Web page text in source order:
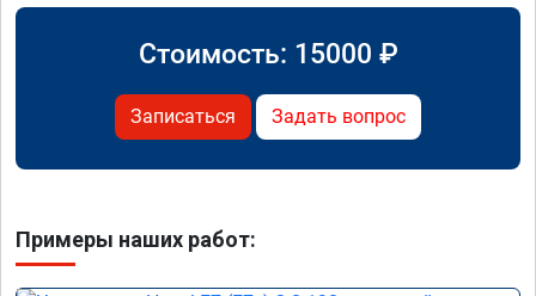
Стоимость: 15000 ₽
Записаться Задать вопрос
Примеры наших работ: